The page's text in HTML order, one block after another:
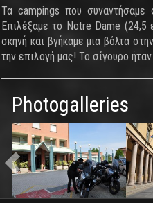
Τα campings που συναντήσαμε
Επιλέξαμε το Notre Dame
σκηνή και βγήκαμε μια βόλτα
την επιλογή μας! Το σίγουρο
Photogalleries